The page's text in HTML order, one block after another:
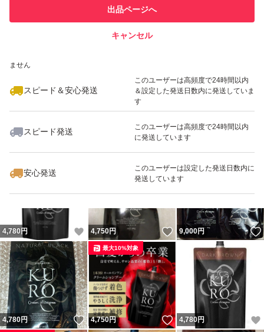
での取引実績があります
ません
スピード＆安心発送
このユーザーは高頻度で24時間以内
＆設定した発送日数内に発送していま
す
スピード発送
このユーザーは高頻度で24時間以内
に発送しています
安心発送
このユーザーは設定した発送日数内に
発送しています
出品ページへ
キャンセル
いいね！
4,780
4,780 円 いいね！
4,750円 いいね！
9,000円
4,780円 いいね！
4,750円 いいね！
最大10%対象
4,780円